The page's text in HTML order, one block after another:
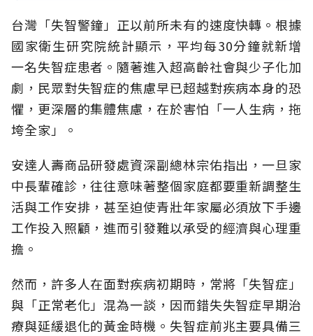
台灣「失智警鐘」正以前所未有的速度快轉。根據
國家衛生研究院統計顯示，平均每30分鐘就新增
一名失智症患者。隨著進入超高齡社會與少子化加
劇，民眾對失智症的焦慮早已超越對疾病本身的恐
懼，更深層的集體焦慮，在於害怕「一人生病，拖
垮全家」。
安達人壽商品研發處資深副總林宗佑指出，一旦家
中長輩確診，往往意味著整個家庭都要重新調整生
活與工作安排，甚至迫使青壯年家屬必須放下手邊
工作投入照顧，進而引發難以承受的經濟與心理重
擔。
然而，許多人在面對疾病初期時，常將「失智症」
與「正常老化」混為一談，因而錯失失智症早期治
療與延緩退化的黃金時機。失智症前兆主要具備三